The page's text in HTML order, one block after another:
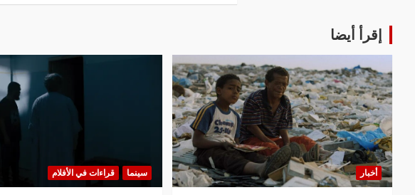
إقرأ أيضا
أخبار سينما قراءات في الأفلام